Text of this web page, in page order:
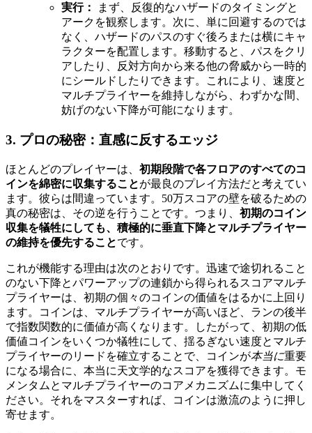
実行：
まず、反復的なハザードのタイミングと
アークを観察します。次に、単に回避するのでは
なく、ハザードのパスのすぐ後ろまたは横にキャ
ラクターを配置します。移動すると、パスをクリ
アしたり、反対方向から来る他の脅威から一時的
にシールドしたりできます。これにより、速度と
マルチプライヤーを維持しながら、わずかな間、
妨げのない下降が可能になります。
3. プロの秘密：直感に反するエッジ
ほとんどのプレイヤーは、 初期段階で各フロアのすべてのコ
インを綿密に収集することが最良のプレイ方法だと考えてい
ます。彼らは間違っています。50万スコアの壁を破るための
真の秘密は、その逆を行うことです。つまり、 初期のコイン
収集を犠牲にしても、積極的に垂直下降とマルチプライヤー
の維持を優先することです。
これが機能する理由は次のとおりです。迅速で途切れること
のない下降とパワーアップの連鎖から得られるスコアマルチ
プライヤーは、初期の個々のコインの価値をはるかに上回り
ます。コインは、マルチプライヤーが高いほど、ランの後半
で指数関数的に価値が高くなります。したがって、初期の低
価値コインをいくつか犠牲にして、揺るぎない速度とマルチ
プライヤーのリードを確立することで、コインが本当に重要
になる場合に、本当に天文学的なスコアを獲得できます。モ
メンタムとマルチプライヤーのコアメカニズムに集中してく
ださい。それをマスターすれば、コインは激流のように押し
寄せます。